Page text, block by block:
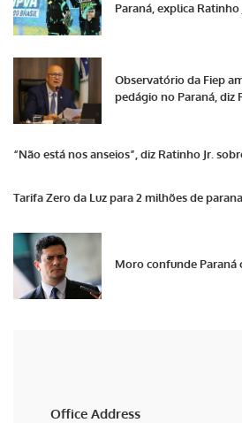
Paraná, explica Ratinho
Observatório da Fiep
pedágio no Paraná, diz
“Não está nos anseios”, diz Ratinho Jr.
Tarifa Zero da Luz para 2 milhões de
Moro confunde Paraná
Office Address